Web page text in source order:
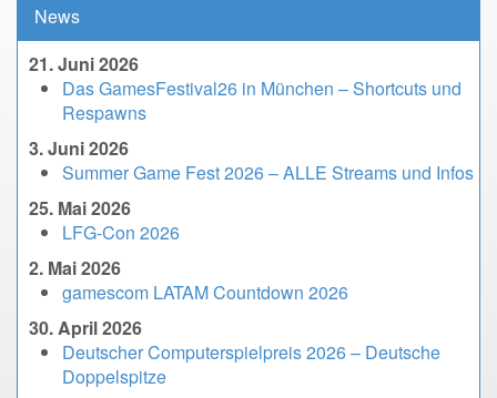
News
21. Juni 2026
Das GamesFestival26 in München – Shortcuts und
Respawns
3. Juni 2026
Summer Game Fest 2026 – ALLE Streams und Infos
25. Mai 2026
LFG-Con 2026
2. Mai 2026
gamescom LATAM Countdown 2026
30. April 2026
Deutscher Computerspielpreis 2026 – Deutsche
Doppelspitze